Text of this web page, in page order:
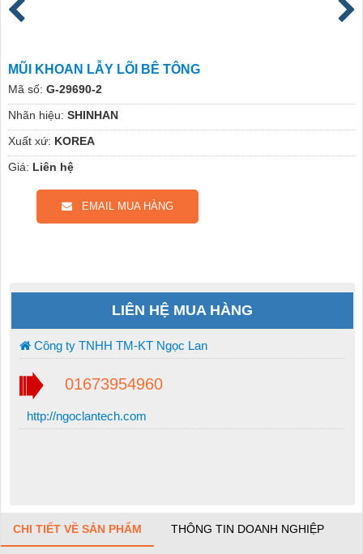
MŨI KHOAN LẪY LÕI BÊ TÔNG
Mã số: G-29690-2
Nhãn hiệu: SHINHAN
Xuất xứ: KOREA
Giá: Liên hệ
EMAIL MUA HÀNG
LIÊN HỆ MUA HÀNG
Công ty TNHH TM-KT Ngọc Lan
01673954960
http://ngoclantech.com
CHI TIẾT VỀ SẢN PHẨM THÔNG TIN DOANH NGHIỆP